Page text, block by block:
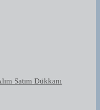
Satım Dükkanı